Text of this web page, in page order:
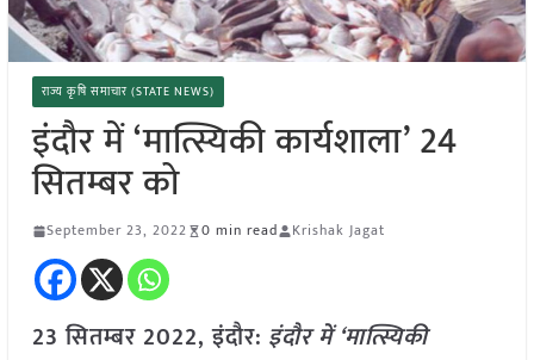
राज्य कृषि समाचार (STATE NEWS)
इंदौर में ‘मात्स्यिकी कार्यशाला’ 24
सितम्बर को
September 23, 2022 0 min read Krishak Jagat
23 सितम्बर 2022, इंदौर: इंदौर में ‘मात्स्यिकी